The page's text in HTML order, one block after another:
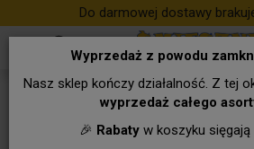
Wyprzedaż z powodu
Nasz sklep kończy działalność. Z tej
wyprzedaż całego
🎉 Rabatyw koszyku sięgają
Do darmowej dostawy